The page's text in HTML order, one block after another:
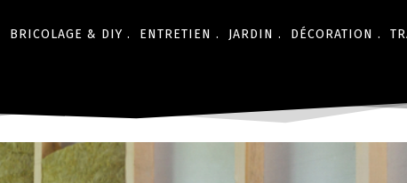
BRICOLAGE & DIY . ENTRETIEN . JARDIN . DÉCORATION .